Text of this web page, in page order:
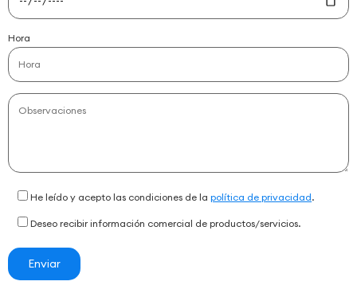
Hora
He leído y acepto las condiciones de la política de privacidad.
Deseo recibir información comercial de productos/servicios.